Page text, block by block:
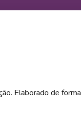
Elaborado de forma